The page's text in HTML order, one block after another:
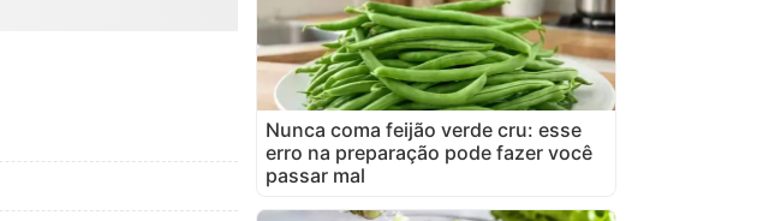
Nunca coma feijão verde cru: esse
erro na preparação pode fazer você
passar mal